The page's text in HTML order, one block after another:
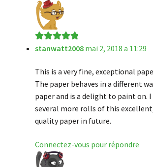
Note5sur 5
stanwatt2008 mai 2, 2018 a 11:29
This is a very fine, exceptional
The paper behaves in a different
paper and is a delight to paint on.
several more rolls of this
quality paper in future.
Connectez-vous pour répondre